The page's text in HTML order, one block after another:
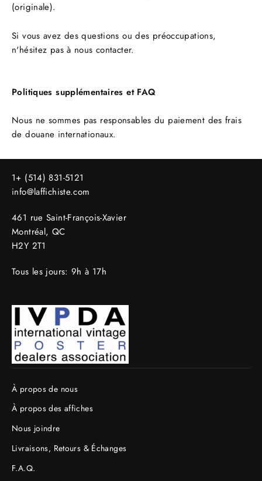
(originale).
Si vous avez des questions ou des préoccupations,
n'hésitez pas à nous contacter.
Politiques supplémentaires et FAQ
Nous ne sommes pas responsables du paiement des frais
de douane internationaux.
1+ (514) 831-5121
info@laffichiste.com
461 rue Saint-François-Xavier
Montréal, QC
H2Y 2T1
Tous les jours: 9h à 17h
À propos de nous
À propos des affiches
Nous joindre
Livraisons, Retours & Échanges
F.A.Q.